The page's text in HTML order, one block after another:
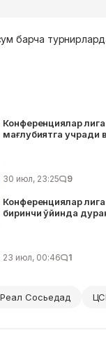
барча
Конференциялар
мағлубиятга учради
30 июл, 23:25 9
Конференциялар
биринчи ўйинда
23 июл, 00:46 1
Реал Сосьедад